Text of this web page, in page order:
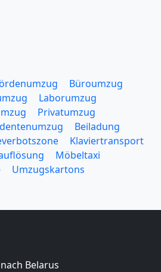
Büroumzug
Laborumzug
Privatumzug
Beiladung
Klaviertransport
Möbeltaxi
Umzugskartons
Belarus